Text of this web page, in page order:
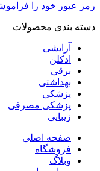
رمز عبور خود را
دسته بندی محصولات
آرایشی
ادکلن
برقی
بهداشتی
پزشکی
پزشکی مصرفی
زیبایی
صفحه اصلی
فروشگاه
وبلاگ